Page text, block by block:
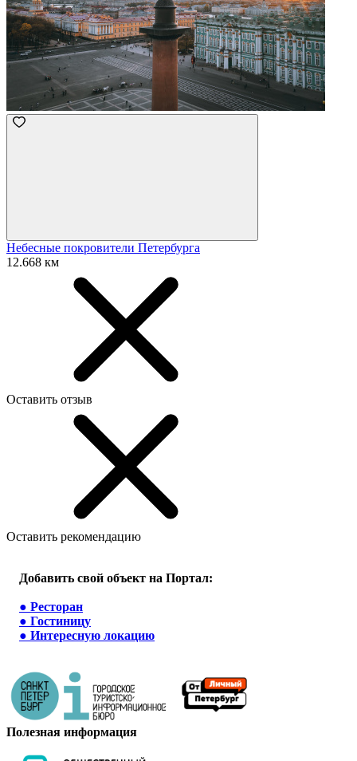
Небесные покровители Петербурга
12.668 км
Оставить отзыв
Оставить рекомендацию
Добавить свой объект на Портал:
● Ресторан
● Гостиницу
● Интересную локацию
Полезная информация